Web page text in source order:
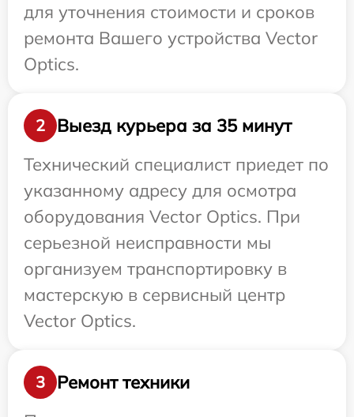
для уточнения стоимости и сроков
ремонта Вашего устройства Vector
Optics.
2
Выезд курьера за 35 минут
Технический специалист приедет по
указанному адресу для осмотра
оборудования Vector Optics. При
серьезной неисправности мы
организуем транспортировку в
мастерскую в сервисный центр
Vector Optics.
3
Ремонт техники